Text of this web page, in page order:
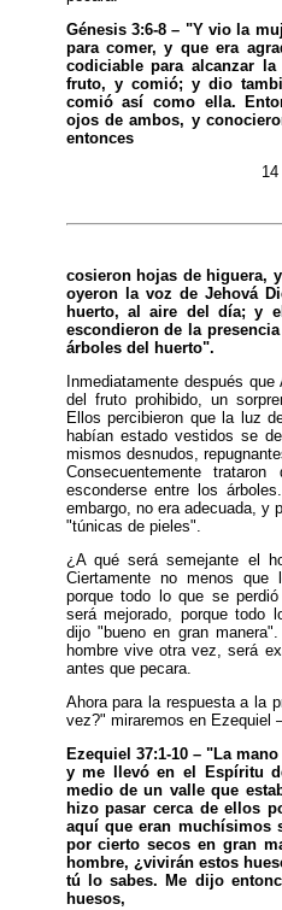
Génesis 3:6-8 – "Y vio la
para comer, y que era
codiciable para alcanzar
fruto, y comió; y dio
comió así como ella.
ojos de ambos, y
entonces
14
cosieron hojas de higuera,
oyeron la voz de Jehová
huerto, al aire del día; y
escondieron de la
árboles del huerto".
Inmediatamente después
del fruto prohibido, un
Ellos percibieron que la luz
habían estado vestidos se
mismos desnudos,
Consecuentemente
esconderse entre los
embargo, no era adecuada, y
"túnicas de pieles".
¿A qué será semejante el
Ciertamente no menos
porque todo lo que se
será mejorado, porque todo
dijo "bueno en gran
hombre vive otra vez, será
antes que pecara.
Ahora para la respuesta a la
vez?" miraremos en Ezequiel
Ezequiel 37:1-10 – "La
y me llevó en el Espíritu
medio de un valle que
hizo pasar cerca de ellos
aquí que eran muchísimos
por cierto secos en gran
hombre, ¿vivirán estos
tú lo sabes. Me dijo
huesos,